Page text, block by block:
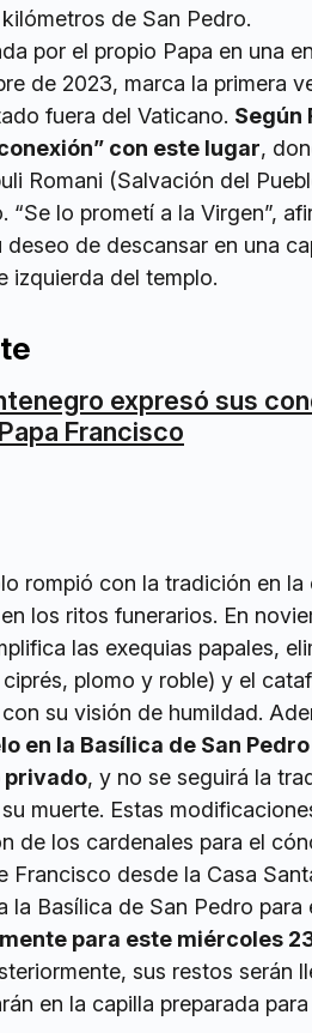
de San Pedro.
por el propio Papa en una
de 2023, marca la primera
fuera del Vaticano. Según
con este lugar,
Romani (Salvación del
“Se lo prometí a la Virgen”,
de descansar en una
izquierda del templo.
expresó sus
Francisco
rompió con la tradición en
los ritos funerarios. En
las exequias papales,
plomo y roble) y el
su visión de humildad.
en la Basílica de San
privado, y no se seguirá la
muerte. Estas
de los cardenales para el
Francisco desde la Casa
la Basílica de San Pedro para
para este miércoles
sus restos serán
en la capilla preparada para